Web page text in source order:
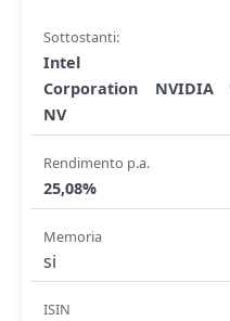
Sottostanti:
Intel
Corporation
NVIDIA
NV
Rendimento p.a.
25,08%
Memoria
si
ISIN